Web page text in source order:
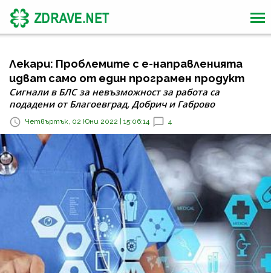
Лекари: Проблемите с е-направленията
идват само от един програмен продукт
Сигнали в БЛС за невъзможност за работа са
подадени от Благоевград, Добрич и Габрово
Четвъртък, 02 Юни 2022 | 15:06:14 4